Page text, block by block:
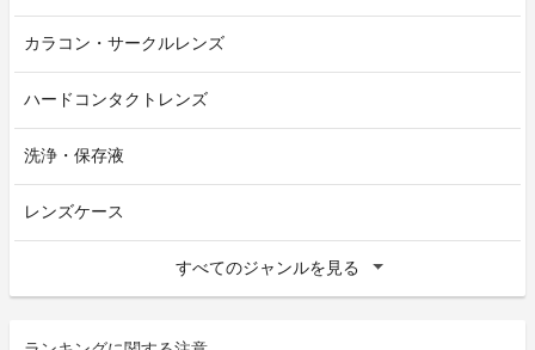
カラコン・サークルレンズ
ハードコンタクトレンズ
洗浄・保存液
レンズケース
すべてのジャンルを見る